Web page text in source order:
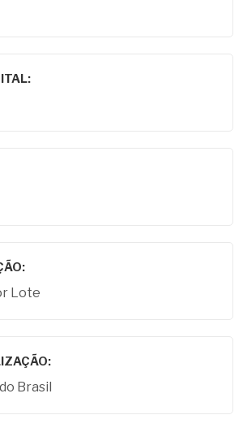
Lote
Brasil